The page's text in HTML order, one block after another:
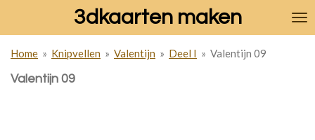
de
hoofdinhoud
3dkaarten maken
Home » Knipvellen » Valentijn » Deel I » Valentijn 09
Valentijn 09